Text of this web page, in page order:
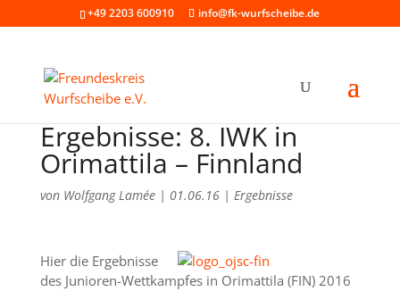
+49 2203 600910 info@fk-wurfscheibe.de
Ergebnisse: 8. IWK in
Orimattila – Finnland
von Wolfgang Lamée| 01.06.16| Ergebnisse
Hier die Ergebnisse
des Junioren-Wettkampfes in Orimattila (FIN) 2016